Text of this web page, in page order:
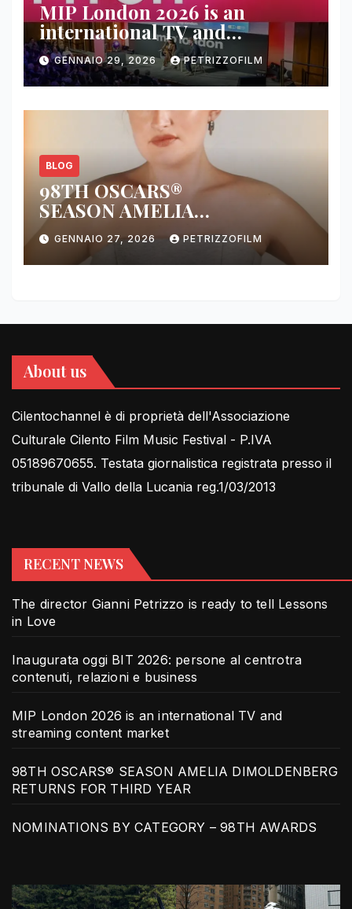
MIP London 2026 is an
international TV and
streaming content market
GENNAIO 29, 2026 PETRIZZOFILM
BLOG
98TH OSCARS®
SEASON AMELIA
DIMOLDENBERG RETURNS
FOR THIRD YEAR
GENNAIO 27, 2026 PETRIZZOFILM
About us
Cilentochannel è di proprietà dell'Associazione
Culturale Cilento Film Music Festival - P.IVA
05189670655. Testata giornalistica registrata presso il
tribunale di Vallo della Lucania reg.1/03/2013
RECENT NEWS
The director Gianni Petrizzo is ready to tell Lessons
in Love
Inaugurata oggi BIT 2026: persone al centrotra
contenuti, relazioni e business
MIP London 2026 is an international TV and
streaming content market
98TH OSCARS® SEASON AMELIA DIMOLDENBERG
RETURNS FOR THIRD YEAR
NOMINATIONS BY CATEGORY – 98TH AWARDS